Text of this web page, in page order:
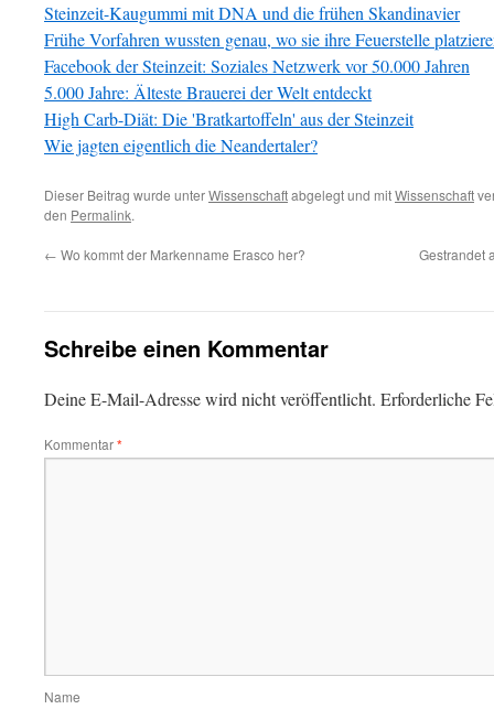
Steinzeit-Kaugummi mit DNA und die frühen Skandinavier
Frühe Vorfahren wussten genau, wo sie ihre Feuerstelle
Facebook der Steinzeit: Soziales Netzwerk vor 50.000 Jahren
5.000 Jahre: Älteste Brauerei der Welt entdeckt
High Carb-Diät: Die 'Bratkartoffeln' aus der Steinzeit
Wie jagten eigentlich die Neandertaler?
Dieser Beitrag wurde unterWissenschaftabgelegt und mitWissenschaft
den Permalink.
← Wo kommt der Markenname Erasco her? Gestrandet
Schreibe einen Kommentar
Deine E-Mail-Adresse wird nicht veröffentlicht. Erforderliche
Kommentar*
Name